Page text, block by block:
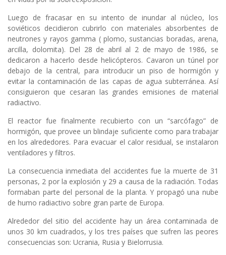
Luego de fracasar en su intento de inundar al núcleo, los
soviéticos decidieron cubrirlo con materiales absorbentes de
neutrones y rayos gamma ( plomo, sustancias boradas, arena,
arcilla, dolomita). Del 28 de abril al 2 de mayo de 1986, se
dedicaron a hacerlo desde helicópteros. Cavaron un túnel por
debajo de la central, para introducir un piso de hormigón y
evitar la contaminación de las capas de agua subterránea. Así
consiguieron que cesaran las grandes emisiones de material
radiactivo.
El reactor fue finalmente recubierto con un “sarcófago” de
hormigón, que provee un blindaje suficiente como para trabajar
en los alrededores. Para evacuar el calor residual, se instalaron
ventiladores y filtros.
La consecuencia inmediata del accidentes fue la muerte de 31
personas, 2 por la explosión y 29 a causa de la radiación. Todas
formaban parte del personal de la planta. Y propagó una nube
de humo radiactivo sobre gran parte de Europa.
Alrededor del sitio del accidente hay un área contaminada de
unos 30 km cuadrados, y los tres países que sufren las peores
consecuencias son: Ucrania, Rusia y Bielorrusia.